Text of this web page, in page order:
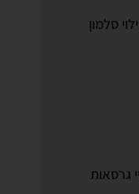
סלמון
גרסאות